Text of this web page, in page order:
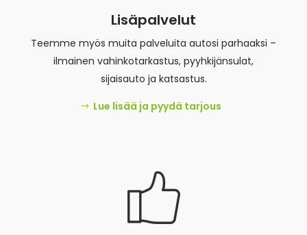
Lisäpalvelut
Teemme myös muita palveluita autosi parhaaksi –
ilmainen vahinkotarkastus, pyyhkijänsulat,
sijaisauto ja katsastus.
Lue lisää ja pyydä tarjous